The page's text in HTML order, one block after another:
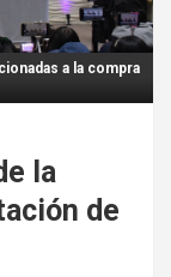
a la compra
la
de